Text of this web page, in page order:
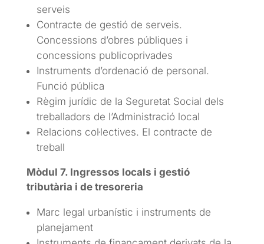
serveis
Contracte de gestió de serveis.
Concessions d’obres públiques i
concessions publicoprivades
Instruments d’ordenació de personal.
Funció pública
Règim jurídic de la Seguretat Social dels
treballadors de l’Administració local
Relacions col·lectives. El contracte de
treball
Mòdul 7. Ingressos locals i gestió
tributària i de tresoreria
Marc legal urbanístic i instruments de
planejament